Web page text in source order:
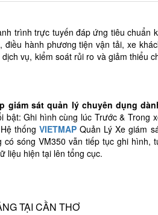
trình trực tuyến đáp ứng tiêu chuẩn
điều hành phương tiện vận tải, xe
vụ, kiểm soát rủi ro và giảm thiểu
giám sát quản lý chuyên dụng
bật: Ghi hình cùng lúc Trước & Trong
thống VIETMAPQuản Lý Xe giám
sóng VM350 vẫn tiếp tục ghi hình,
liệu hiện tại lên tổng cục.
TẠI CẦN THƠ